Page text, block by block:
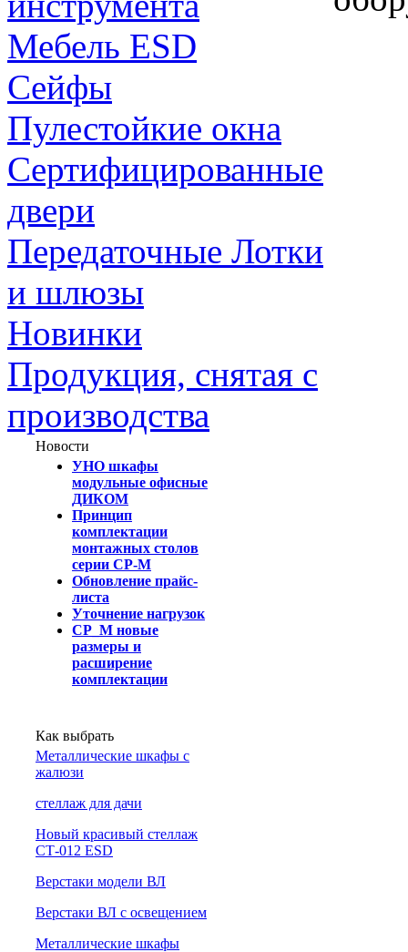
Мебель ESD
Сейфы
Пулестойкие окна
Сертифицированные
двери
Передаточные Лотки
и шлюзы
Новинки
Продукция, снятая с
производства
Новости
УНО шкафы
модульные офисные
ДИКОМ
Принцип
комплектации
монтажных столов
серии СР-М
Обновление прайс-
листа
Уточнение нагрузок
СР_М новые
размеры и
расширение
комплектации
Как выбрать
Металлические шкафы с
жалюзи
cтеллаж для дачи
Новый красивый стеллаж
СТ-012 ESD
Верстаки модели ВЛ
Верстаки ВЛ с освещением
Металлические шкафы